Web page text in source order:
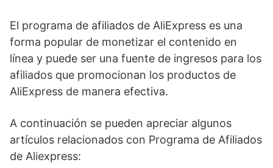
El programa de afiliados de AliExpress es una
forma popular de monetizar el contenido en
línea y puede ser una fuente de ingresos para los
afiliados que promocionan los productos de
AliExpress de manera efectiva.
A continuación se pueden apreciar algunos
artículos relacionados con Programa de Afiliados
de Aliexpress: